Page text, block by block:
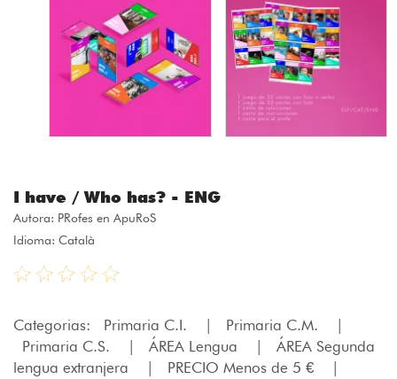
I have / Who has? - ENG
Autora: PRofes en ApuRoS
Idioma: Català
Categorias: Primaria C.I. | Primaria C.M.
|
Primaria C.S.
| ÁREA Lengua |
ÁREA Segunda
lengua extranjera
| PRECIO Menos de 5 €
|